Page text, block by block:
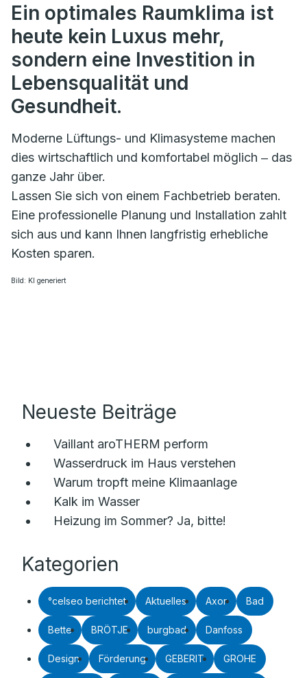
Ein optimales Raumklima ist
heute kein Luxus mehr,
sondern eine Investition in
Lebensqualität und
Gesundheit.
Moderne Lüftungs- und Klimasysteme machen
dies wirtschaftlich und komfortabel möglich ‒ das
ganze Jahr über.
Lassen Sie sich von einem Fachbetrieb beraten.
Eine professionelle Planung und Installation zahlt
sich aus und kann Ihnen langfristig erhebliche
Kosten sparen.
Bild: KI generiert
Neueste Beiträge
Vaillant aroTHERM perform
Wasserdruck im Haus verstehen
Warum tropft meine Klimaanlage
Kalk im Wasser
Heizung im Sommer? Ja, bitte!
Kategorien
°celseo berichtet Aktuelles Axor Bad
Bette BRÖTJE burgbad Danfoss
Design Förderung GEBERIT GROHE